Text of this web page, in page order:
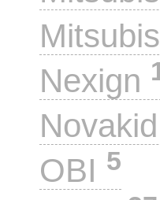
Nexign
Novakid
OBI 5